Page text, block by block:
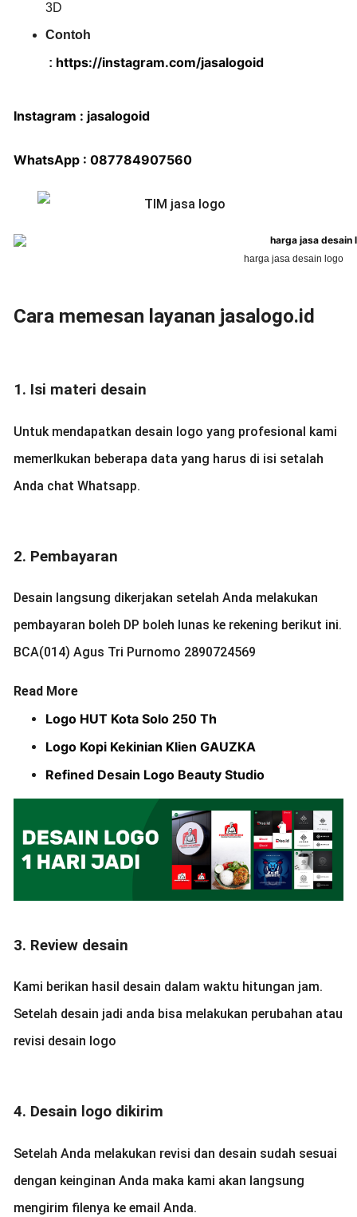
3D
Contoh
: https://instagram.com/jasalogoid
Instagram : jasalogoid
WhatsApp : 087784907560
harga jasa desain logo
Cara memesan layanan jasalogo.id
1. Isi materi desain
Untuk mendapatkan desain logo yang profesional kami
memerlkukan beberapa data yang harus di isi setalah
Anda chat Whatsapp.
2. Pembayaran
Desain langsung dikerjakan setelah Anda melakukan
pembayaran boleh DP boleh lunas ke rekening berikut ini.
BCA(014) Agus Tri Purnomo 2890724569
Read More
Logo HUT Kota Solo 250 Th
Logo Kopi Kekinian Klien GAUZKA
Refined Desain Logo Beauty Studio
3. Review desain
Kami berikan hasil desain dalam waktu hitungan jam.
Setelah desain jadi anda bisa melakukan perubahan atau
revisi desain logo
4. Desain logo dikirim
Setelah Anda melakukan revisi dan desain sudah sesuai
dengan keinginan Anda maka kami akan langsung
mengirim filenya ke email Anda.